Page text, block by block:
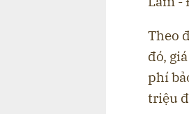
Theo
đó,
phí
triệu